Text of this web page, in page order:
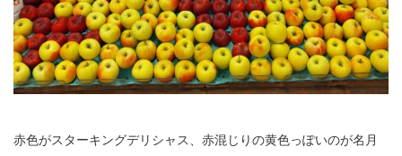
赤色がスターキングデリシャス、赤混じりの黄色っぽいのが名月